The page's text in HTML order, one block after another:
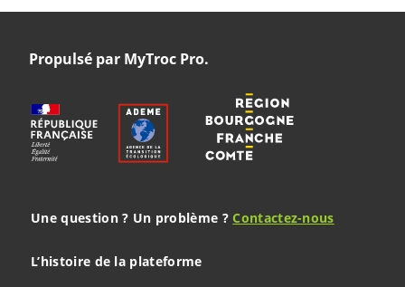
Propulsé par MyTroc Pro.
Une question ? Un problème ?Contactez-nous
L’histoire de la plateforme